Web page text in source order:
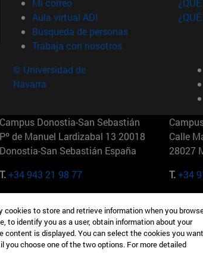
Mi correo
Aula virtual ADI (abre en nueva ventana)
Búsqueda de personas(abre en nueva
Trabaja con nosotros(abre en nueva
© Universidad de
Navarra
Campus Donostia-San Sebastián
Pº de Manuel Lardizabal 13 20018
Donostia-San Sebastián España
T.+34 943 21 98 77
Calle
28027
T.+34
165 W 57th St 10019-2201 Nueva York
EE.UU
T.+1 646 346 8850
Maria-
Múnich
T.+49
to store and retrieve information when you
to identify you as a user, obtain information about your
content is displayed. You can select the cookies you want
choose one of the two options. For more detailed